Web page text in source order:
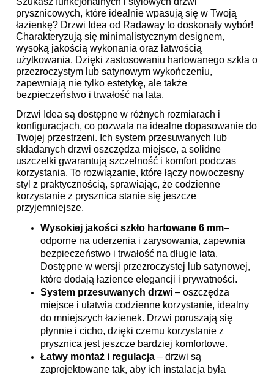
prysznicowych, które idealnie wpasują się w Twoją
łazienkę? Drzwi Idea od Radaway to doskonały wybór!
Charakteryzują się minimalistycznym designem,
wysoką jakością wykonania oraz łatwością
użytkowania. Dzięki zastosowaniu hartowanego szkła o
przezroczystym lub satynowym wykończeniu,
zapewniają nie tylko estetykę, ale także
bezpieczeństwo i trwałość na lata.
Drzwi Idea są dostępne w różnych rozmiarach i
konfiguracjach, co pozwala na idealne dopasowanie do
Twojej przestrzeni. Ich system przesuwanych lub
składanych drzwi oszczędza miejsce, a solidne
uszczelki gwarantują szczelność i komfort podczas
korzystania. To rozwiązanie, które łączy nowoczesny
styl z praktycznością, sprawiając, że codzienne
korzystanie z prysznica stanie się jeszcze
przyjemniejsze.
Wysokiej jakości szkło hartowane 6 mm–
odporne na uderzenia i zarysowania, zapewnia
bezpieczeństwo i trwałość na długie lata.
Dostępne w wersji przezroczystej lub satynowej,
które dodają łazience elegancji i prywatności.
System przesuwanych drzwi – oszczędza
miejsce i ułatwia codzienne korzystanie, idealny
do mniejszych łazienek. Drzwi poruszają się
płynnie i cicho, dzięki czemu korzystanie z
prysznica jest jeszcze bardziej komfortowe.
Łatwy montaż i regulacja – drzwi są
zaprojektowane tak, aby ich instalacja była